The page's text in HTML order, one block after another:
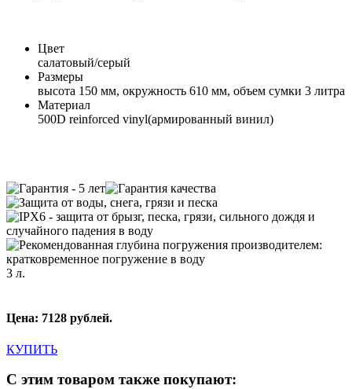
Цвет
салатовый/серый
Размеры
высота 150 мм, окружность 610 мм, объем сумки 3 литра
Материал
500D reinforced vinyl(армированный винил)
3 л.
Цена: 7128 рублей.
КУПИТЬ
С этим товаром также покупают: